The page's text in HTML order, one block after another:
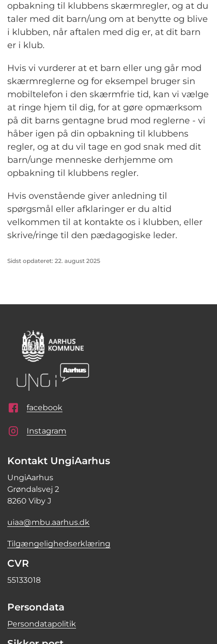
opbakning til klubbens skærmregler, og at du
taler med dit barn/ung om at benytte og blive
i klubben, når aftalen med dig er, at dit barn
er i klub.
Hvis vi vurderer at et barn eller ung går mod
skærmreglerne og for eksempel bruger sin
mobiltelefon i den skærmfrie tid, kan vi vælge
at ringe hjem til dig, for at gøre opmærksom
på dit barns gentagne brud mod reglerne - vi
håber igen på din opbakning til klubbens
regler, og at du vil tage en god snak med dit
barn/unge menneske derhjemme om
opbakning til klubbens regler.
Hvis ovenstående giver anledning til
spørgsmål eller afklaringer er du altid
velkommen til at kontakte os i klubben, eller
skrive/ringe til den pædagogiske leder.
Sidst opdateret: 22. august 2025
facebook
Instagram
Kontakt UngiAarhus
UngiAarhus
Grøndalsvej 2
8260 Viby J
uiaa@mbu.aarhus.dk
Tilgængelighedserklæring
CVR
55133018
Persondata
Persondatapolitik